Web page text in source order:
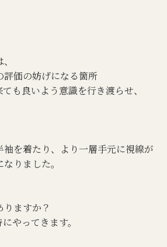
評価の妨げになる箇所
も良いよう意識を行き渡らせ、
袖を着たり、より一層手元に視線が
りました。
りますか？
やってきます。